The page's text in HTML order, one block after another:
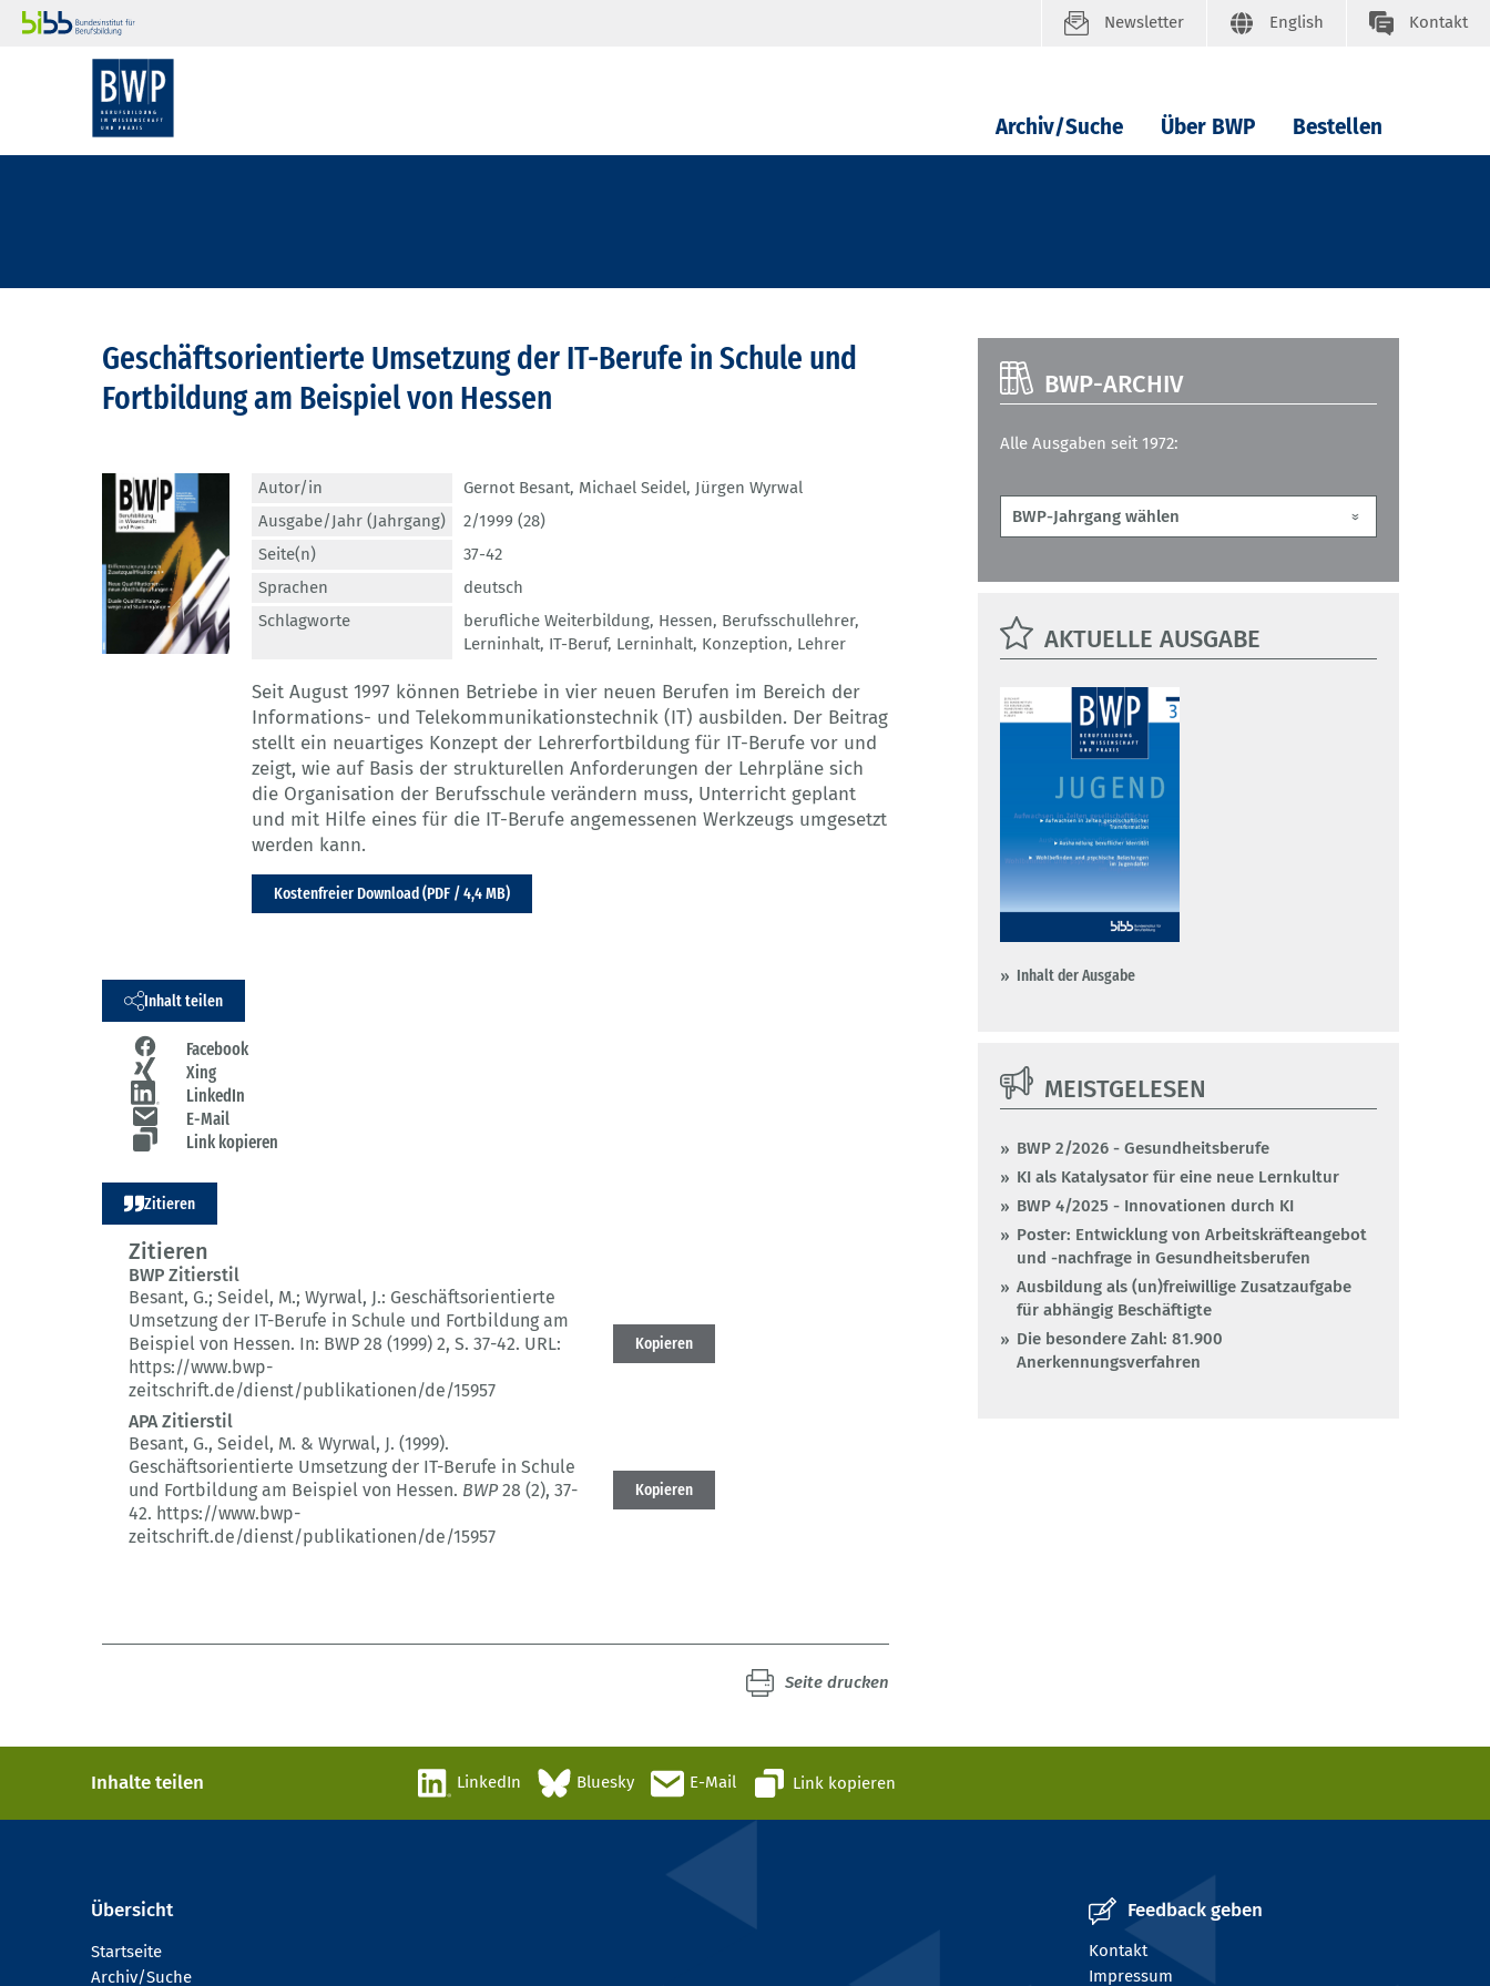
Newsletter English Kontakt
Archiv/Suche Über BWP Bestellen
Geschäftsorientierte Umsetzung der IT-Berufe in Schule und
Fortbildung am Beispiel von Hessen
Autor/in Gernot Besant, Michael Seidel, Jürgen Wyrwal
Ausgabe/Jahr (Jahrgang)
2/1999 (28)
Seite(n)
37-42
Sprachen
deutsch
Schlagworte
berufliche Weiterbildung, Hessen, Berufsschullehrer,
Lerninhalt, IT-Beruf, Lerninhalt, Konzeption, Lehrer
Seit August 1997 können Betriebe in vier neuen Berufen im Bereich der
Informations- und Telekommunikationstechnik (IT) ausbilden. Der Beitrag
stellt ein neuartiges Konzept der Lehrerfortbildung für IT-Berufe vor und
zeigt, wie auf Basis der strukturellen Anforderungen der Lehrpläne sich
die Organisation der Berufsschule verändern muss, Unterricht geplant
und mit Hilfe eines für die IT-Berufe angemessenen Werkzeugs umgesetzt
werden kann.
Kostenfreier Download (PDF / 4,4 MB)
Inhalt teilen
Facebook
Xing
LinkedIn
E-Mail
Link kopieren
Zitieren
Zitieren
BWP Zitierstil
Besant, G.; Seidel, M.; Wyrwal, J.: Geschäftsorientierte
Umsetzung der IT-Berufe in Schule und Fortbildung am
Beispiel von Hessen. In: BWP 28 (1999) 2, S. 37-42. URL:
https://www.bwp-
zeitschrift.de/dienst/publikationen/de/15957
Kopieren
APA Zitierstil
Besant, G., Seidel, M. & Wyrwal, J. (1999).
Geschäftsorientierte Umsetzung der IT-Berufe in Schule
und Fortbildung am Beispiel von Hessen. BWP28 (2), 37-
42. https://www.bwp-
zeitschrift.de/dienst/publikationen/de/15957
Kopieren
Seite drucken
BWP-ARCHIV
Alle Ausgaben seit 1972:
AKTUELLE AUSGABE
Inhalt der Ausgabe
MEISTGELESEN
BWP 2/2026 - Gesundheitsberufe
KI als Katalysator für eine neue Lernkultur
BWP 4/2025 - Innovationen durch KI
Poster: Entwicklung von Arbeitskräfteangebot
und -nachfrage in Gesundheitsberufen
Ausbildung als (un)freiwillige Zusatzaufgabe
für abhängig Beschäftigte
Die besondere Zahl: 81.900
Anerkennungsverfahren
Inhalte teilen LinkedIn Bluesky E-Mail Link kopieren
Übersicht
Startseite
Archiv/Suche
Feedback geben
Kontakt
Impressum